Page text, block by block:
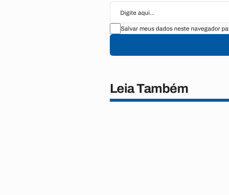
Salvar meus dados neste navegador
Leia Também